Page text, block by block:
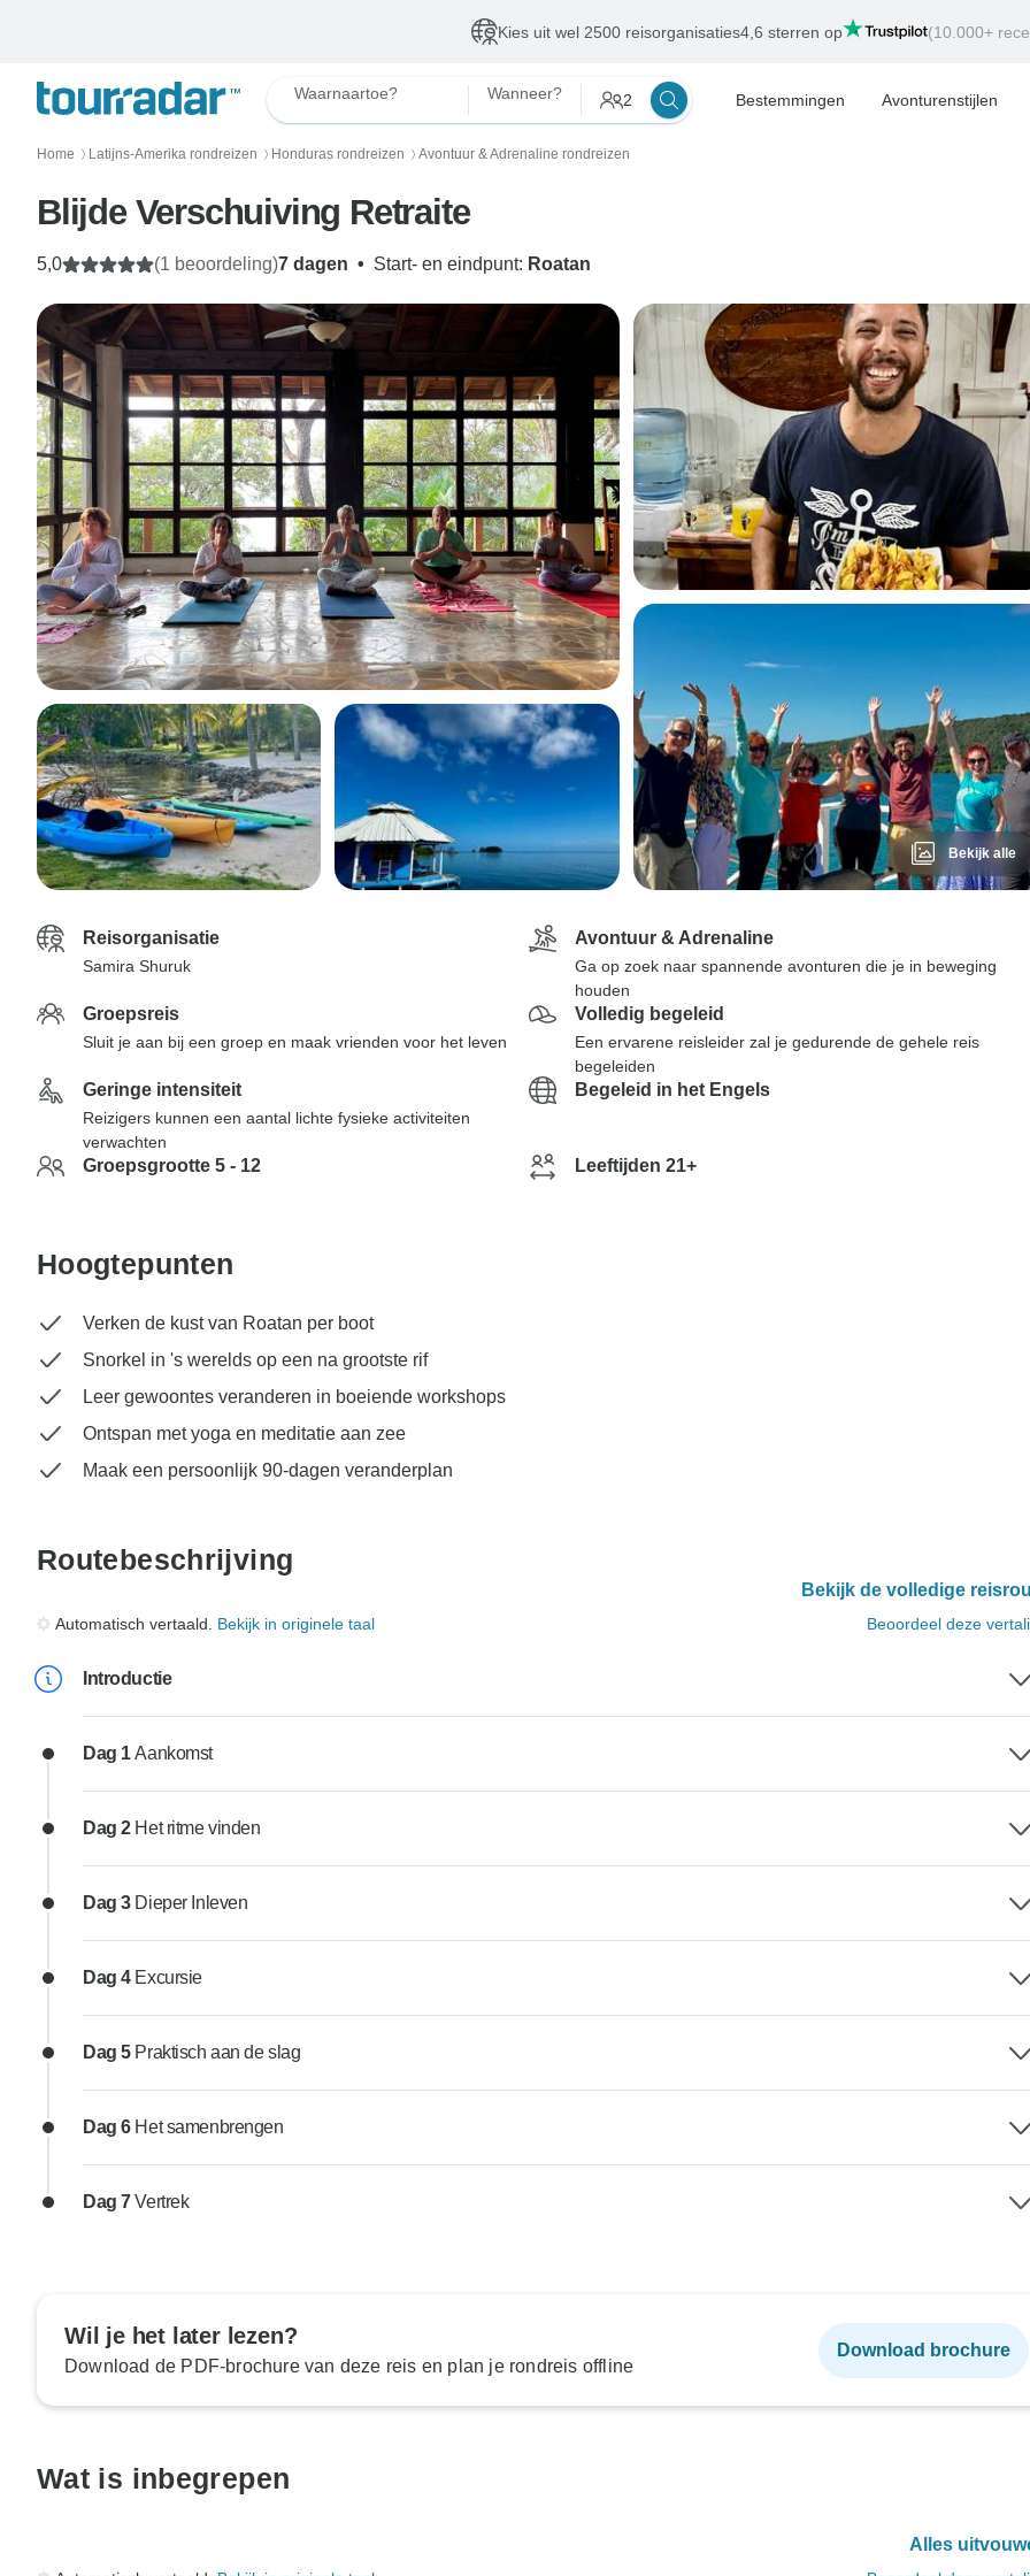
Kies uit wel 2500 reisorganisaties4,6 sterren op (10.000+
Waarnaartoe? Wanneer? 2 Bestemmingen Avonturenstijlen
Home 〉 Latijns-Amerika rondreizen 〉 Honduras rondreizen 〉 Avontuur & Adrenaline rondreizen
Blijde Verschuiving Retraite
7 dagen • Start- en eindpunt: Roatan
5,0 (1 beoordeling)
Bekijk alle
Reisorganisatie
Samira Shuruk
Avontuur & Adrenaline
Ga op zoek naar spannende avonturen die je in beweging
houden
Groepsreis
Sluit je aan bij een groep en maak vrienden voor het leven
Volledig begeleid
Een ervarene reisleider zal je gedurende de gehele reis
begeleiden
Geringe intensiteit
Reizigers kunnen een aantal lichte fysieke activiteiten
verwachten
Begeleid in het Engels
Groepsgrootte 5 - 12 Leeftijden 21+
Hoogtepunten
Verken de kust van Roatan per boot
Snorkel in 's werelds op een na grootste rif
Leer gewoontes veranderen in boeiende workshops
Ontspan met yoga en meditatie aan zee
Maak een persoonlijk 90-dagen veranderplan
Routebeschrijving
Bekijk de volledige
Automatisch vertaald. Bekijk in originele taal Beoordeel deze
Introductie
Dag 1Aankomst
Dag 2 Het ritme vinden
Dag 3 Dieper Inleven
Dag 4 Excursie
Dag 5 Praktisch aan de slag
Dag 6 Het samenbrengen
Dag 7Vertrek
Wil je het later lezen?
Download de PDF-brochure van deze reis en plan je rondreis offline
Download brochure
Wat is inbegrepen
Alles